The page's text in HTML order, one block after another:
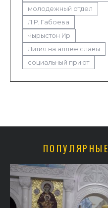
молодежный отдел
Л.Р. Габоева
Чырыстон Ир
Лития на аллее славы
социальный приют